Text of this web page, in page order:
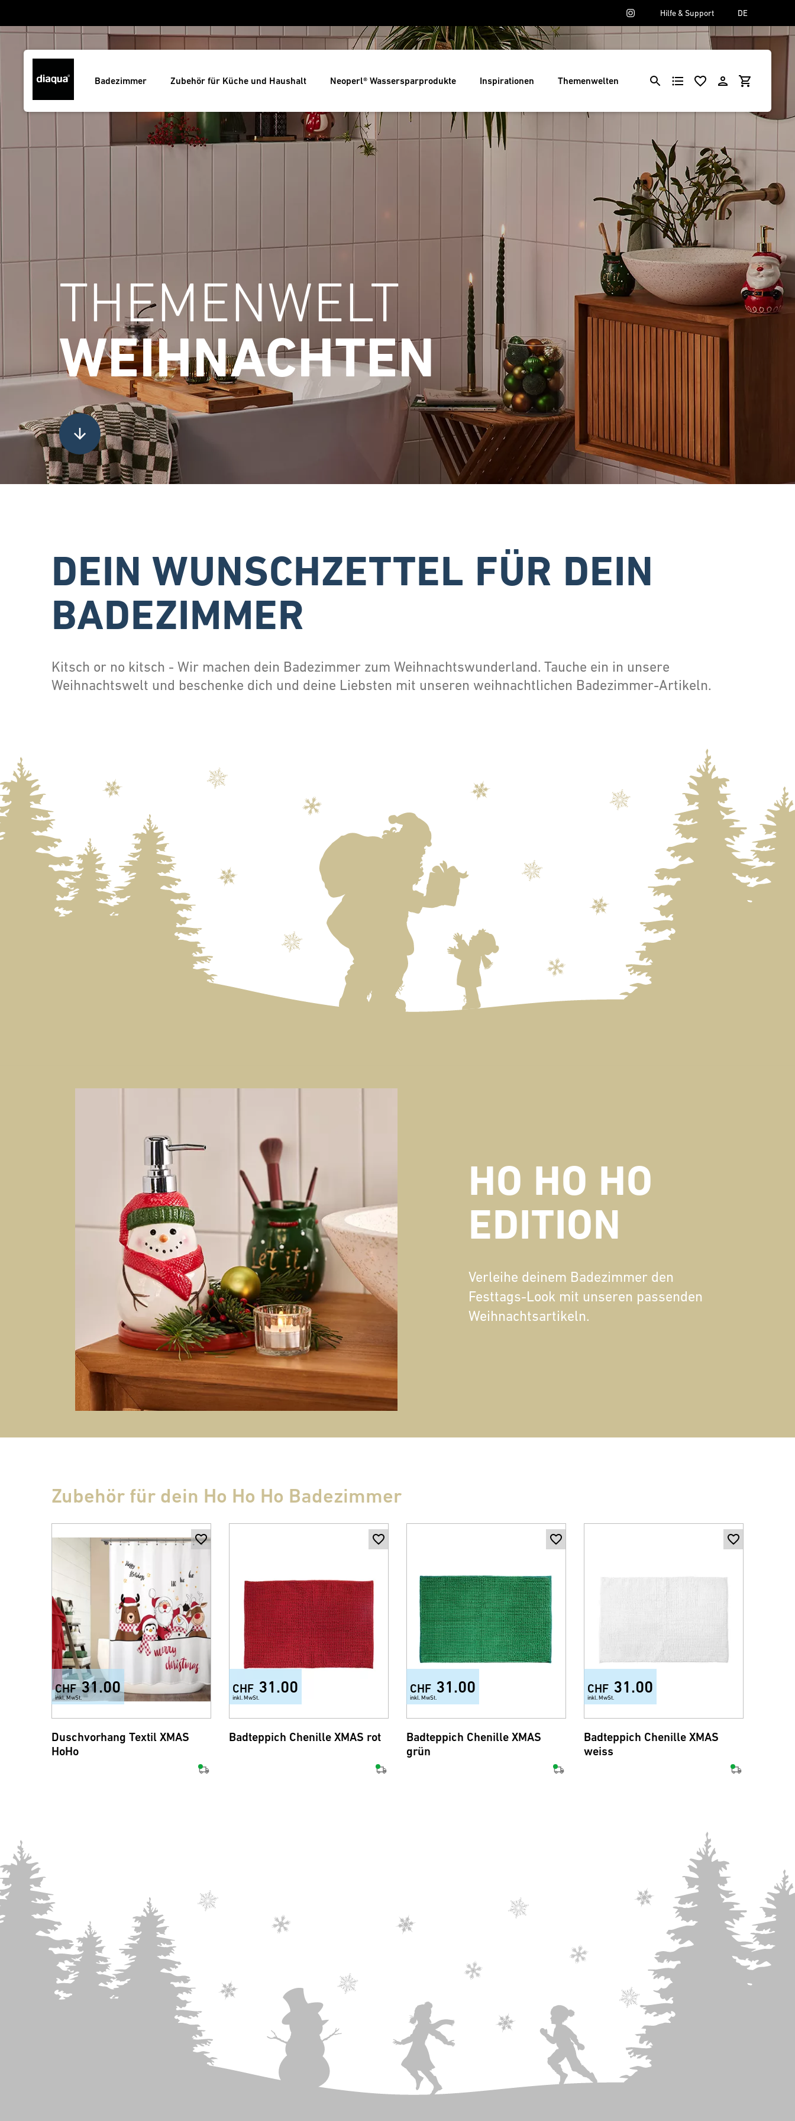
Hilfe & Support DE
Badezimmer Zubehör für Küche und Haushalt Neoperl® Wassersparprodukte Inspirationen Themenwelten
THEMENWELT
WEIHNACHTEN
DEIN WUNSCHZETTEL FÜR DEIN
BADEZIMMER
Kitsch or no kitsch - Wir machen dein Badezimmer zum Weihnachtswunderland. Tauche ein in unsere
Weihnachtswelt und beschenke dich und deine Liebsten mit unseren weihnachtlichen Badezimmer-Artikeln.
HO HO HO
EDITION
Verleihe deinem Badezimmer den
Festtags-Look mit unseren passenden
Weihnachtsartikeln.
Zubehör für dein Ho Ho Ho Badezimmer
CHF 31.00
inkl. MwSt.
Duschvorhang Textil XMAS
HoHo
CHF 31.00
inkl. MwSt.
Badteppich Chenille XMAS rot
CHF 31.00
inkl. MwSt.
Badteppich Chenille XMAS
grün
CHF 31.00
inkl. MwSt.
Badteppich Chenille XMAS
weiss